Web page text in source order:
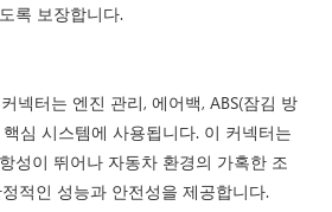
록 보장합니다.
넥터는 엔진 관리, 에어백, ABS(잠김 방
심 시스템에 사용됩니다. 이 커넥터는
성이 뛰어나 자동차 환경의 가혹한 조
적인 성능과 안전성을 제공합니다.